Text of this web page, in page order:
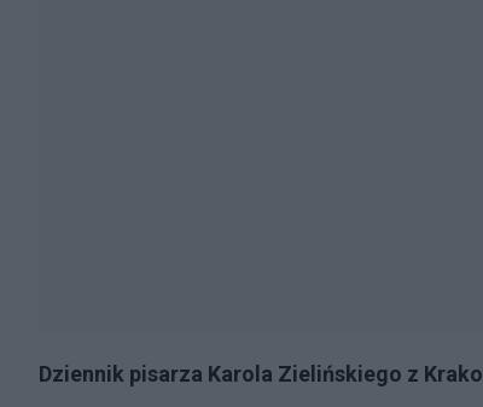
Dziennik pisarza Karola Zielińskiego z